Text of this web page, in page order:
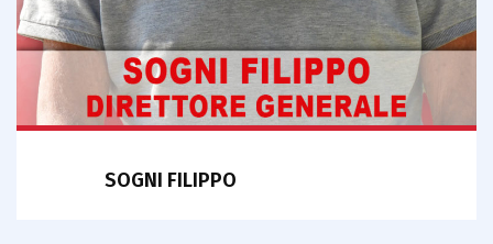
SOGNI FILIPPO